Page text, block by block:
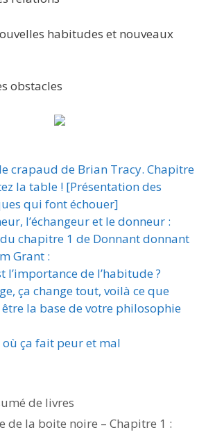
habitudes et nouveaux
obstacles
crapaud de Brian Tracy. Chapitre
la table ! [Présentation des
qui font échouer]
l’échangeur et le donneur :
chapitre 1 de Donnant donnant
Grant :
l’importance de l’habitude ?
ça change tout, voilà ce que
la base de votre philosophie
où ça fait peur et mal
de livres
de la boite noire – Chapitre 1 :